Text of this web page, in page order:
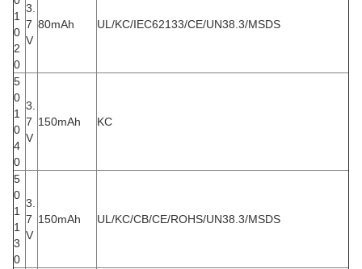
1
0
2
0
3.
7
V
80mAh UL/KC/IEC62133/CE/UN38.3/MSDS
5
0
1
0
4
0
3.
7
V
150mAh KC
5
0
1
1
3
0
3.
7
V
150mAh UL/KC/CB/CE/ROHS/UN38.3/MSDS